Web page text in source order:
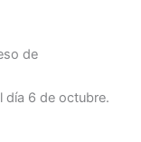
de
día 6 de octubre.